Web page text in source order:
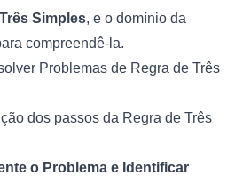
Simples, e o domínio da
compreendê-la.
Problemas de Regra de Três
dos passos da Regra de Três
o Problema e Identificar